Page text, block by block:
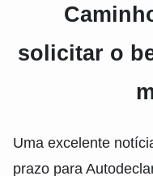
solicitar o
Uma excelente
prazo para